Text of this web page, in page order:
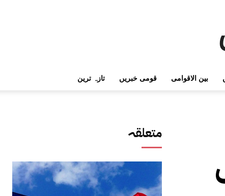
تازہ ترین قومی خبریں بین الاقوامی
متعلقہ